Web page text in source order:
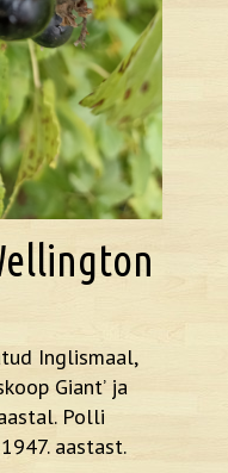
Inglismaal,
Giant’ ja
Polli
aastast.